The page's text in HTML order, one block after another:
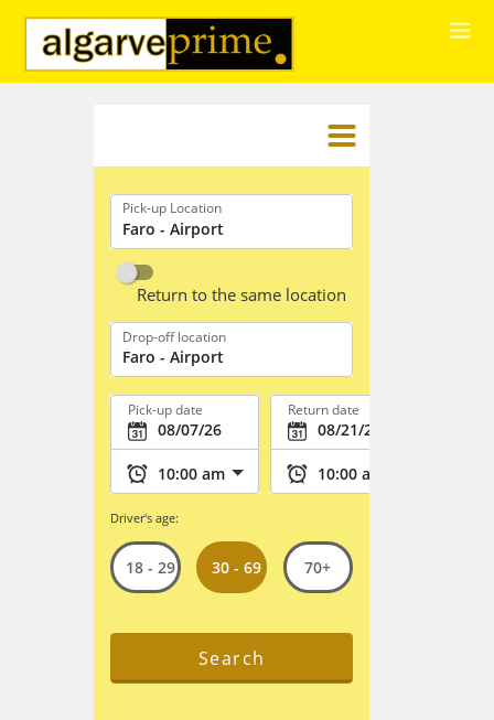
Pick-up Location
Return to the same location
Drop-off location
Pick-up date Return date
Driver's age:
18 - 29 30 - 69 70+
Search